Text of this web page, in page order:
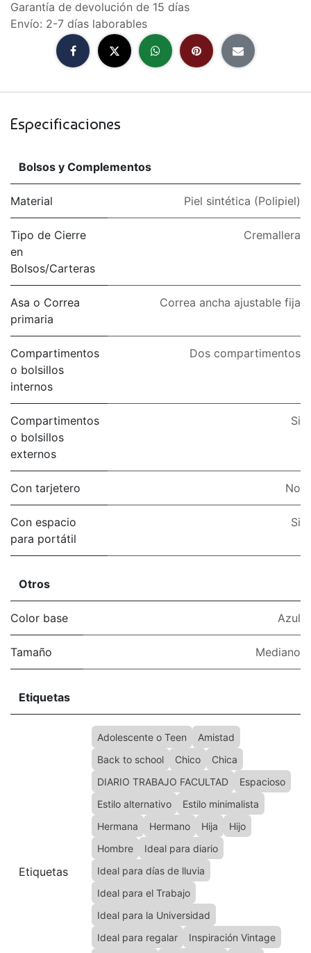
Garantía de devolución de 15 días
Envío: 2-7 días laborables
Especificaciones
Bolsos y Complementos
Material Piel sintética (Polipiel)
Tipo de Cierre
en
Bolsos/Carteras
Cremallera
Asa o Correa
primaria
Correa ancha ajustable fija
Compartimentos
o bolsillos
internos
Dos compartimentos
Compartimentos
o bolsillos
externos
Si
Con tarjetero No
Con espacio
para portátil
Si
Otros
Color base Azul
Tamaño Mediano
Etiquetas
Etiquetas
Adolescente o Teen
Amistad
Back to school
Chico
Chica
DIARIO TRABAJO FACULTAD
Espacioso
Estilo alternativo
Estilo minimalista
Hermana
Hermano Hija
Hijo
Hombre
Ideal para diario
Ideal para días de lluvia
Ideal para el Trabajo
Ideal para la Universidad
Ideal para regalar
Inspiración Vintage